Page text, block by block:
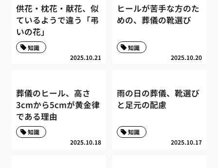
供花・枕花・献花、似
ているようで違う「弔
いの花」
2025.10.21
知識
ヒールが苦手な方のた
めの、葬儀の靴選び
2025.10.20
知識
葬儀のヒール、高さ
3cmから5cmが黄金律
である理由
2025.10.18
知識
雨の日の葬儀、靴選び
と足元の配慮
2025.10.17
知識